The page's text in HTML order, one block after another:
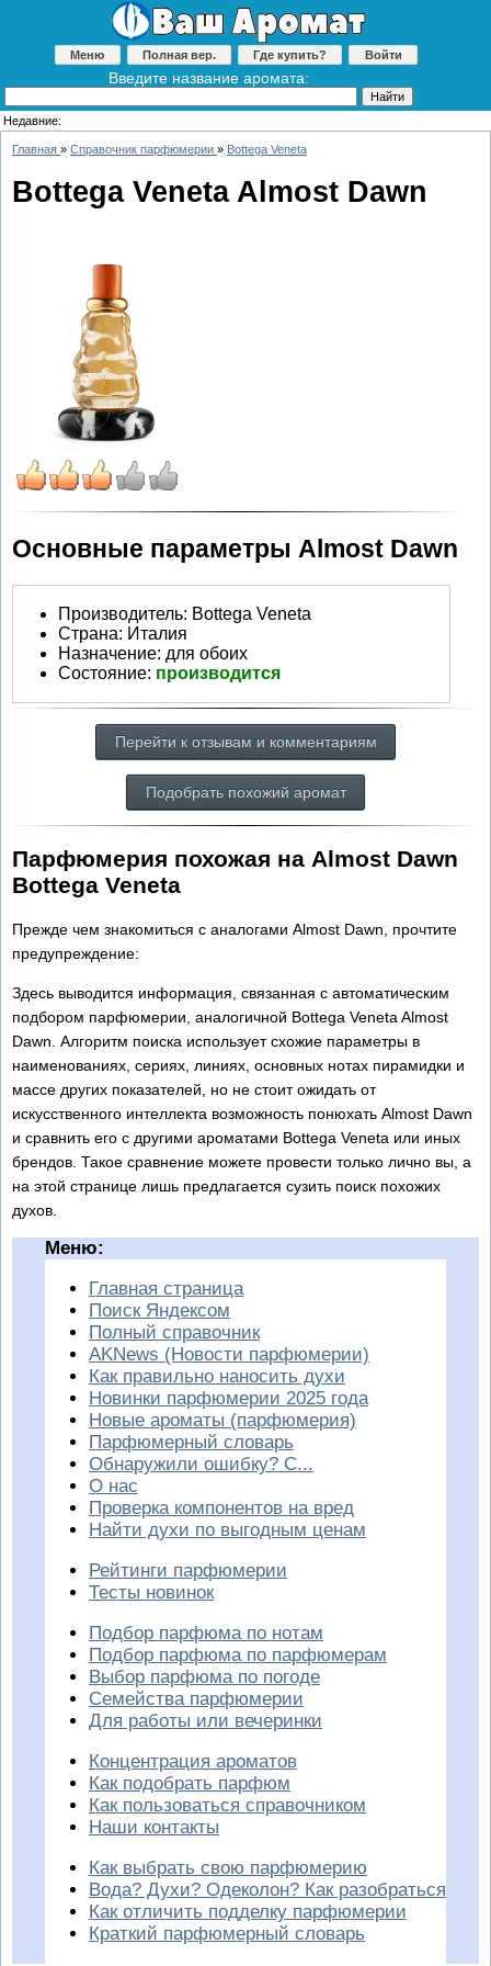
Меню Полная вер. Где купить? Войти
Введите название аромата:
Недавние:
Главная » Справочник парфюмерии » Bottega Veneta
Bottega Veneta Almost Dawn
Основные параметры Almost Dawn
Производитель: Bottega Veneta
Страна: Италия
Назначение: для обоих
Состояние: производится
Перейти к отзывам и комментариям
Подобрать похожий аромат
Парфюмерия похожая на Almost Dawn
Bottega Veneta
Прежде чем знакомиться с аналогами Almost Dawn, прочтите
предупреждение:
Здесь выводится информация, связанная с автоматическим
подбором парфюмерии, аналогичной Bottega Veneta Almost
Dawn. Алгоритм поиска использует схожие параметры в
наименованиях, сериях, линиях, основных нотах пирамидки и
массе других показателей, но не стоит ожидать от
искусственного интеллекта возможность понюхать Almost Dawn
и сравнить его с другими ароматами Bottega Veneta или иных
брендов. Такое сравнение можете провести только лично вы, а
на этой странице лишь предлагается сузить поиск похожих
духов.
Меню:
Главная страница
Поиск Яндексом
Полный справочник
AKNews (Новости парфюмерии)
Как правильно наносить духи
Новинки парфюмерии 2025 года
Новые ароматы (парфюмерия)
Парфюмерный словарь
Обнаружили ошибку? С...
О нас
Проверка компонентов на вред
Найти духи по выгодным ценам
Рейтинги парфюмерии
Тесты новинок
Подбор парфюма по нотам
Подбор парфюма по парфюмерам
Выбор парфюма по погоде
Семейства парфюмерии
Для работы или вечеринки
Концентрация ароматов
Как подобрать парфюм
Как пользоваться справочником
Наши контакты
Как выбрать свою парфюмерию
Вода? Духи? Одеколон? Как разобраться
Как отличить подделку парфюмерии
Краткий парфюмерный словарь